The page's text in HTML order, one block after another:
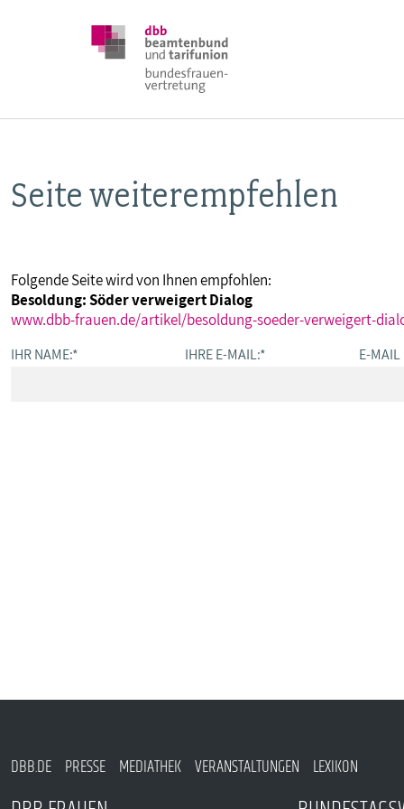
DBB FRAUEN
POSITIONEN
Seite weiterempfehlen
Folgende Seite wird von Ihnen empfohlen:
Besoldung: Söder verweigert Dialog
www.dbb-frauen.de/artikel/besoldung-soeder-verweigert-
IHR NAME:* IHRE E-MAIL:* E-MAIL
DBB.DE PRESSE MEDIATHEK VERANSTALTUNGEN LEXIKON